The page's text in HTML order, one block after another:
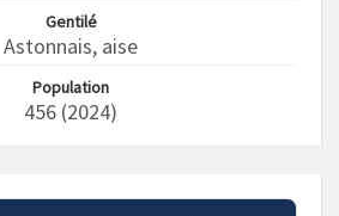
Gentilé
Astonnais, aise
Population
456 (2024)